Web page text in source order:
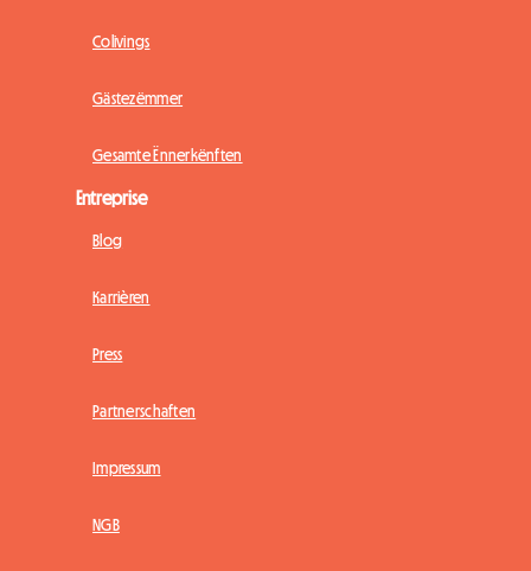
Colivings
Gästezëmmer
Gesamte Ënnerkënften
Entreprise
Blog
Karrièren
Press
Partnerschaften
Impressum
NGB